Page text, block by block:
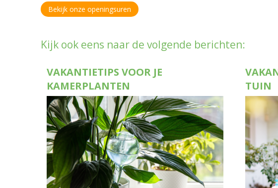
Bekijk onze openingsuren
Kijk ook eens naar de volgende berichten:
VAKANTIETIPS VOOR JE
KAMERPLANTEN
TUIN